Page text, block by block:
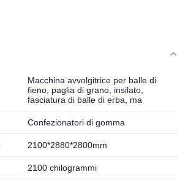
Macchina avvolgitrice per balle di
fieno, paglia di grano, insilato,
fasciatura di balle di erba, ma
Confezionatori di gomma
2100*2880*2800mm
2100 chilogrammi